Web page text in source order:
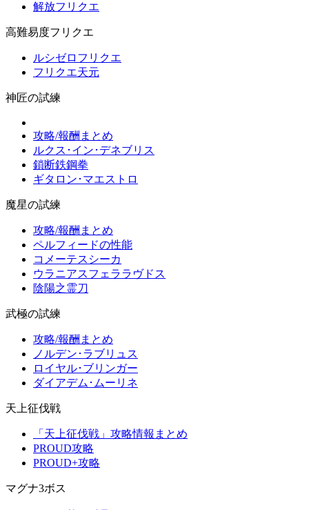
解放フリクエ
高難易度フリクエ
ルシゼロフリクエ
フリクエ天元
神匠の試練
攻略/報酬まとめ
ルクス･イン･デネブリス
鎖断鉄鋼拳
ギタロン･マエストロ
魔星の試練
攻略/報酬まとめ
ペルフィードの性能
コメーテスシーカ
ウラニアスフェララヴドス
陰陽之霊刀
武極の試練
攻略/報酬まとめ
ノルデン･ラブリュス
ロイヤル･ブリンガー
ダイアデム･ムーリネ
天上征伐戦
「天上征伐戦」攻略情報まとめ
PROUD攻略
PROUD+攻略
マグナ3ボス